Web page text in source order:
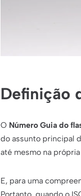
Definição
O Número Guia do
do assunto principal
até mesmo na
E, para uma
Portanto, quando o